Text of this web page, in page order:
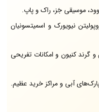
موسیقی جَز، راک و پاپ.
نیویورک و اسمیتسونیان
گرند کنیون و امکانات تفریحی
آبی و مراکز خرید عظیم.